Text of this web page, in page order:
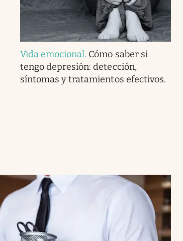
Vida emocional. Cómo saber si
tengo depresión: detección,
síntomas y tratamientos efectivos.